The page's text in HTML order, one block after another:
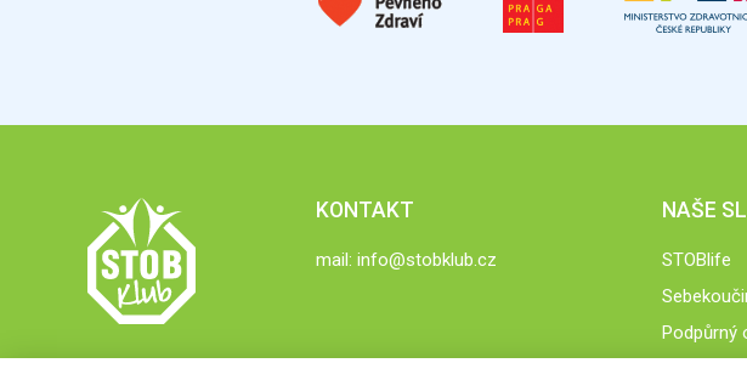
KONTAKT
mail: info@stobklub.cz
NAŠE
STOBlife
Podpůrný